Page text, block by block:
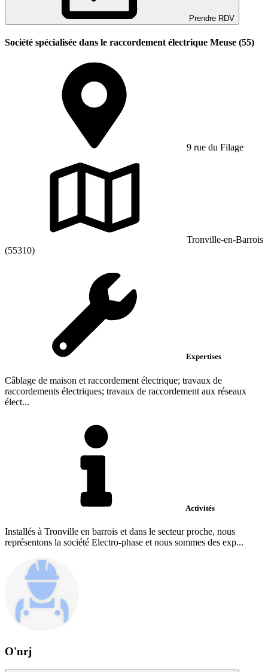
Prendre RDV
Société spécialisée dans le raccordement électrique Meuse (55)
9 rue du Filage
Tronville-en-Barrois
(55310)
Expertises
Câblage de maison et raccordement électrique; travaux de
raccordements électriques; travaux de raccordement aux réseaux
élect...
Activités
Installés à Tronville en barrois et dans le secteur proche, nous
représentons la société Electro-phase et nous sommes des exp...
O'nrj